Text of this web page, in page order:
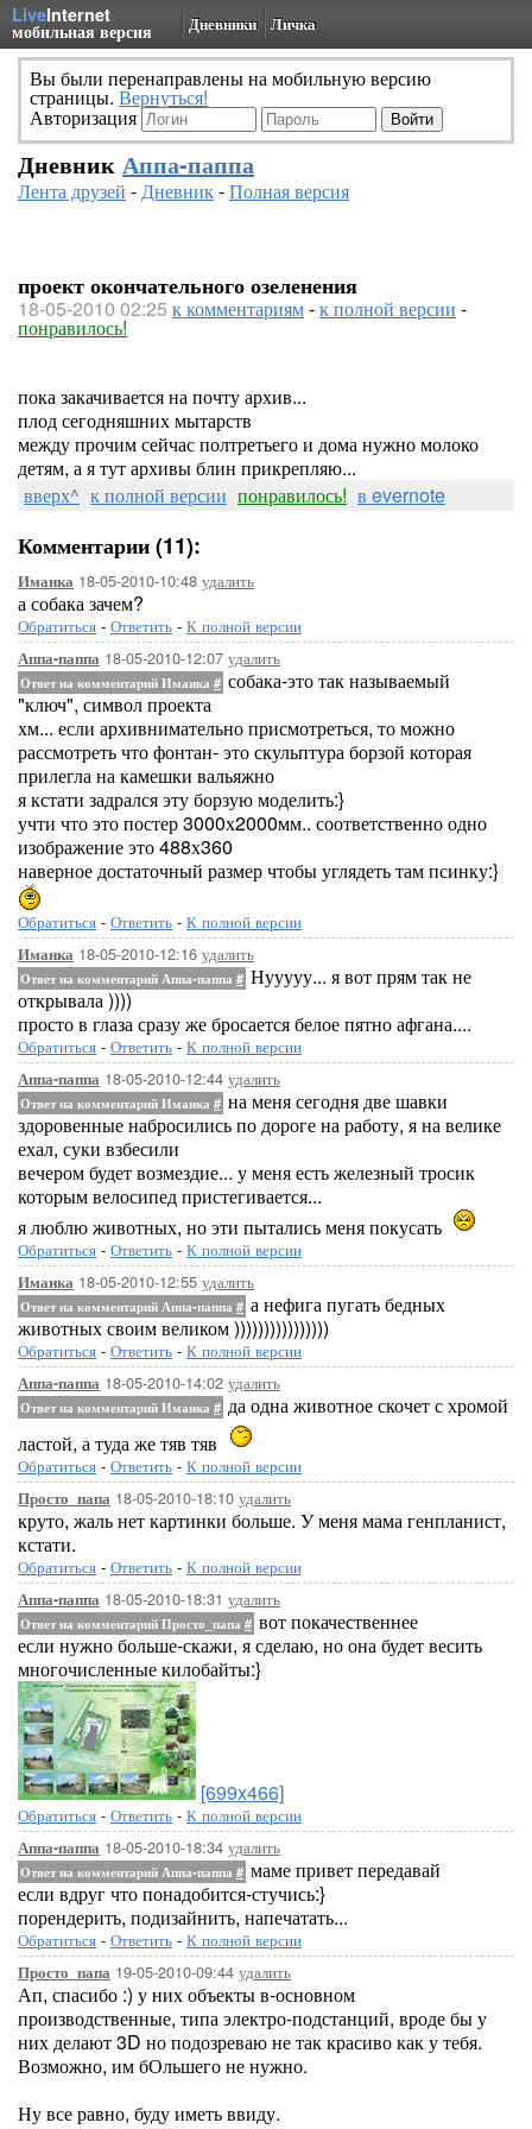
LiveInternet
мобильная версия Дневники Личка
Вы были перенаправлены на мобильную версию
страницы. Вернуться!
Авторизация
Дневник Аппа-паппа
Лента друзей -Дневник-Полная версия
проект окончательного озеленения
18-05-2010 02:25 к комментариям-к полной версии -
понравилось!
пока закачивается на почту архив...
плод сегодняшних мытарств
между прочим сейчас полтретьего и дома нужно молоко
детям, а я тут архивы блин прикрепляю...
вверх^ к полной версии понравилось! в evernote
Комментарии (11):
Иманка 18-05-2010-10:48 удалить
а собака зачем?
Обратиться - Ответить - К полной версии
Аппа-паппа 18-05-2010-12:07 удалить
Ответ на комментарий Иманка # собака-это так называемый
"ключ", символ проекта
хм... если архивнимательно присмотреться, то можно
рассмотреть что фонтан- это скульптура борзой которая
прилегла на камешки вальяжно
я кстати задрался эту борзую моделить:}
учти что это постер 3000х2000мм.. соответственно одно
изображение это 488х360
наверное достаточный размер чтобы углядеть там псинку:}
Обратиться - Ответить - К полной версии
Иманка 18-05-2010-12:16 удалить
Ответ на комментарий Аппа-паппа # Нууууу... я вот прям так не
открывала ))))
просто в глаза сразу же бросается белое пятно афгана....
Обратиться - Ответить - К полной версии
Аппа-паппа 18-05-2010-12:44 удалить
Ответ на комментарий Иманка # на меня сегодня две шавки
здоровенные набросились по дороге на работу, я на велике
ехал, суки взбесили
вечером будет возмездие... у меня есть железный тросик
которым велосипед пристегивается...
я люблю животных, но эти пытались меня покусать
Обратиться - Ответить - К полной версии
Иманка 18-05-2010-12:55 удалить
Ответ на комментарий Аппа-паппа # а нефига пугать бедных
животных своим великом ))))))))))))))))
Обратиться - Ответить - К полной версии
Аппа-паппа 18-05-2010-14:02 удалить
Ответ на комментарий Иманка # да одна животное скочет с хромой
ластой, а туда же тяв тяв
Обратиться - Ответить - К полной версии
Просто_папа 18-05-2010-18:10 удалить
круто, жаль нет картинки больше. У меня мама генпланист,
кстати.
Обратиться - Ответить - К полной версии
Аппа-паппа 18-05-2010-18:31 удалить
Ответ на комментарий Просто_папа # вот покачественнее
если нужно больше-скажи, я сделаю, но она будет весить
многочисленные килобайты:}
[699x466]
Обратиться - Ответить - К полной версии
Аппа-паппа 18-05-2010-18:34 удалить
Ответ на комментарий Аппа-паппа # маме привет передавай
если вдруг что понадобится-стучись:}
порендерить, подизайнить, напечатать...
Обратиться - Ответить - К полной версии
Просто_папа 19-05-2010-09:44 удалить
Ап, спасибо :) у них объекты в-основном
производственные, типа электро-подстанций, вроде бы у
них делают 3D но подозреваю не так красиво как у тебя.
Возможно, им бОльшего не нужно.
Ну все равно, буду иметь ввиду.